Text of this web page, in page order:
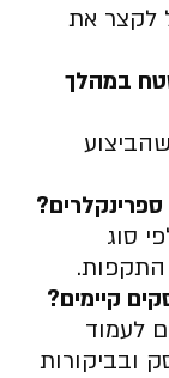
לקצר את
במהלך
?
סוג
התקפות.
קיימים?
לעמוד
ובביקורות